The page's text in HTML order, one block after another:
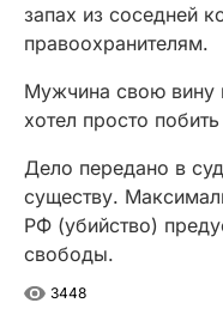
запах из соседней
правоохранителям.
Мужчина свою вину
хотел просто
Дело передано в
существу.
РФ (убийство)
свободы.
3448